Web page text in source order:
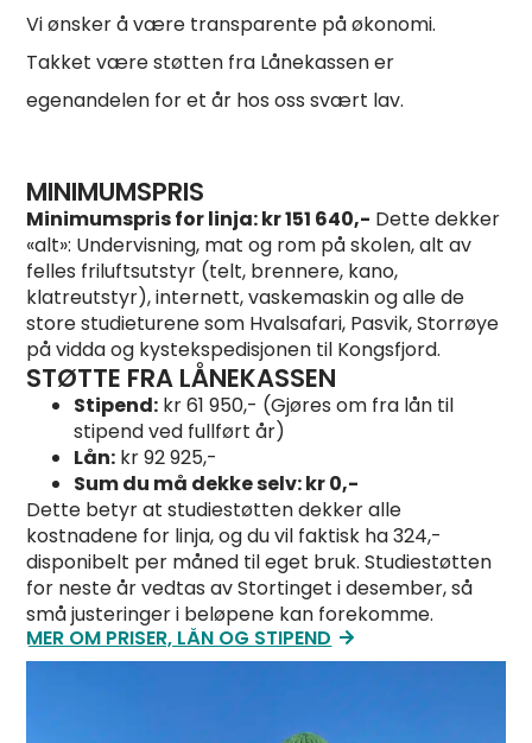
Vi ønsker å være transparente på økonomi.
Takket være støtten fra Lånekassen er
egenandelen for et år hos oss svært lav.
MINIMUMSPRIS
Minimumspris for linja: kr 151 640,- Dette dekker
«alt»: Undervisning, mat og rom på skolen, alt av
felles friluftsutstyr (telt, brennere, kano,
klatreutstyr), internett, vaskemaskin og alle de
store studieturene som Hvalsafari, Pasvik, Storrøye
på vidda og kystekspedisjonen til Kongsfjord.
STØTTE FRA LÅNEKASSEN
Stipend: kr 61 950,- (Gjøres om fra lån til
stipend ved fullført år)
Lån: kr 92 925,-
Sum du må dekke selv: kr 0,-
Dette betyr at studiestøtten dekker alle
kostnadene for linja, og du vil faktisk ha 324,-
disponibelt per måned til eget bruk. Studiestøtten
for neste år vedtas av Stortinget i desember, så
små justeringer i beløpene kan forekomme.
MER OM PRISER, LÅN OG STIPEND